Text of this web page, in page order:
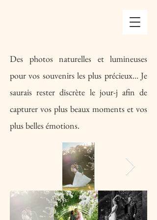
Des photos naturelles et lumineuses
pour vos souvenirs les plus précieux… Je
saurais rester discrète le jour-j afin de
capturer vos plus beaux moments et vos
plus belles émotions.